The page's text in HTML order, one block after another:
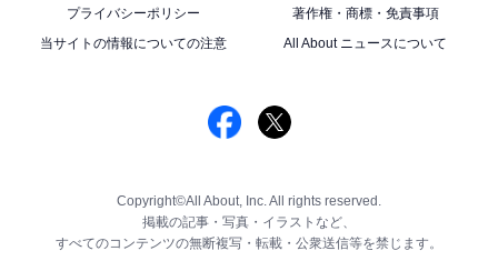
プライバシーポリシー
著作権・商標・免責事項
当サイトの情報についての注意
All About ニュースについて
Copyright©All About, Inc. All rights reserved.
掲載の記事・写真・イラストなど、
すべてのコンテンツの無断複写・転載・公衆送信等を禁じます。